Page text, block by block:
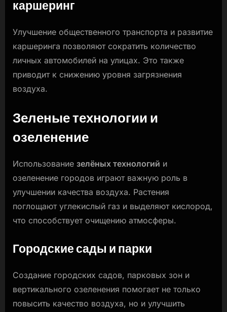
каршеринг
Улучшение общественного транспорта и развитие
каршеринга позволяют сократить количество
личных автомобилей на улицах. Это также
приводит к снижению уровня загрязнения
воздуха.
Зеленые технологии и
озеленение
Использование зелёных технологий и
озеленение городов играют важную роль в
улучшении качества воздуха. Растения
поглощают углекислый газ и выделяют кислород,
что способствует очищению атмосферы.
Городские сады и парки
Создание городских садов, парковых зон и
вертикального озеленения помогает не только
повысить качество воздуха, но и улучшить